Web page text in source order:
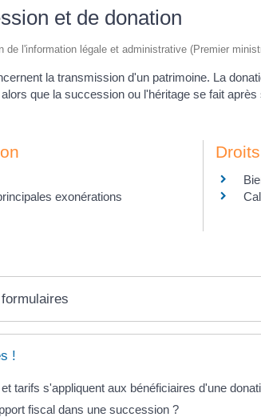
et de donation
de l'information légale et administrative (Premier
la transmission d'un patrimoine. La
que la succession ou l'héritage se fait
exonérations
!
tarifs s'appliquent aux bénéficiaires d'une
fiscal dans une succession ?